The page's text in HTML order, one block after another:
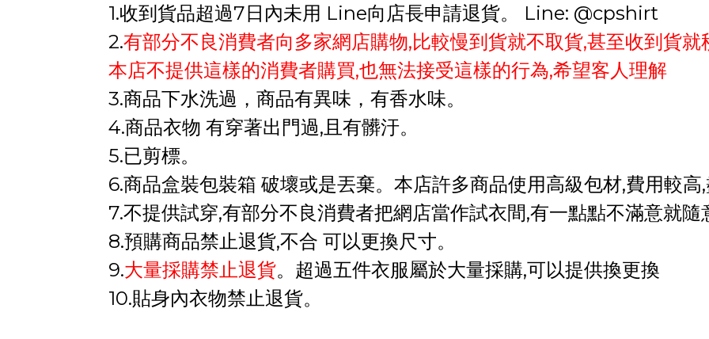
1.收到貨品超過7日內未用 Line向店長申請退貨。 Line: @cpshirt
2.有部分不良消費者向多家網店購物,比較慢到貨就不取貨,甚至收到貨就
本店不提供這樣的消費者購買,也無法接受這樣的行為,希望客人理解
3.商品下水洗過 ， 商品有異味 ， 有香水味。
4.商品衣物 有穿著出門過,且有髒汙。
5.已剪標。
6.商品盒裝包裝箱 破壞或是丟棄。 本店許多商品使用高級包材,費用較
7.不提供試穿,有部分不良消費者把網店當作試衣間,有一點點不滿意就隨
8.預購商品禁止退貨,不合 可以更換尺寸。
9.大量採購禁止退貨。超過五件衣服屬於大量採購,可以提供換更換
10.貼身內衣物禁止退貨。